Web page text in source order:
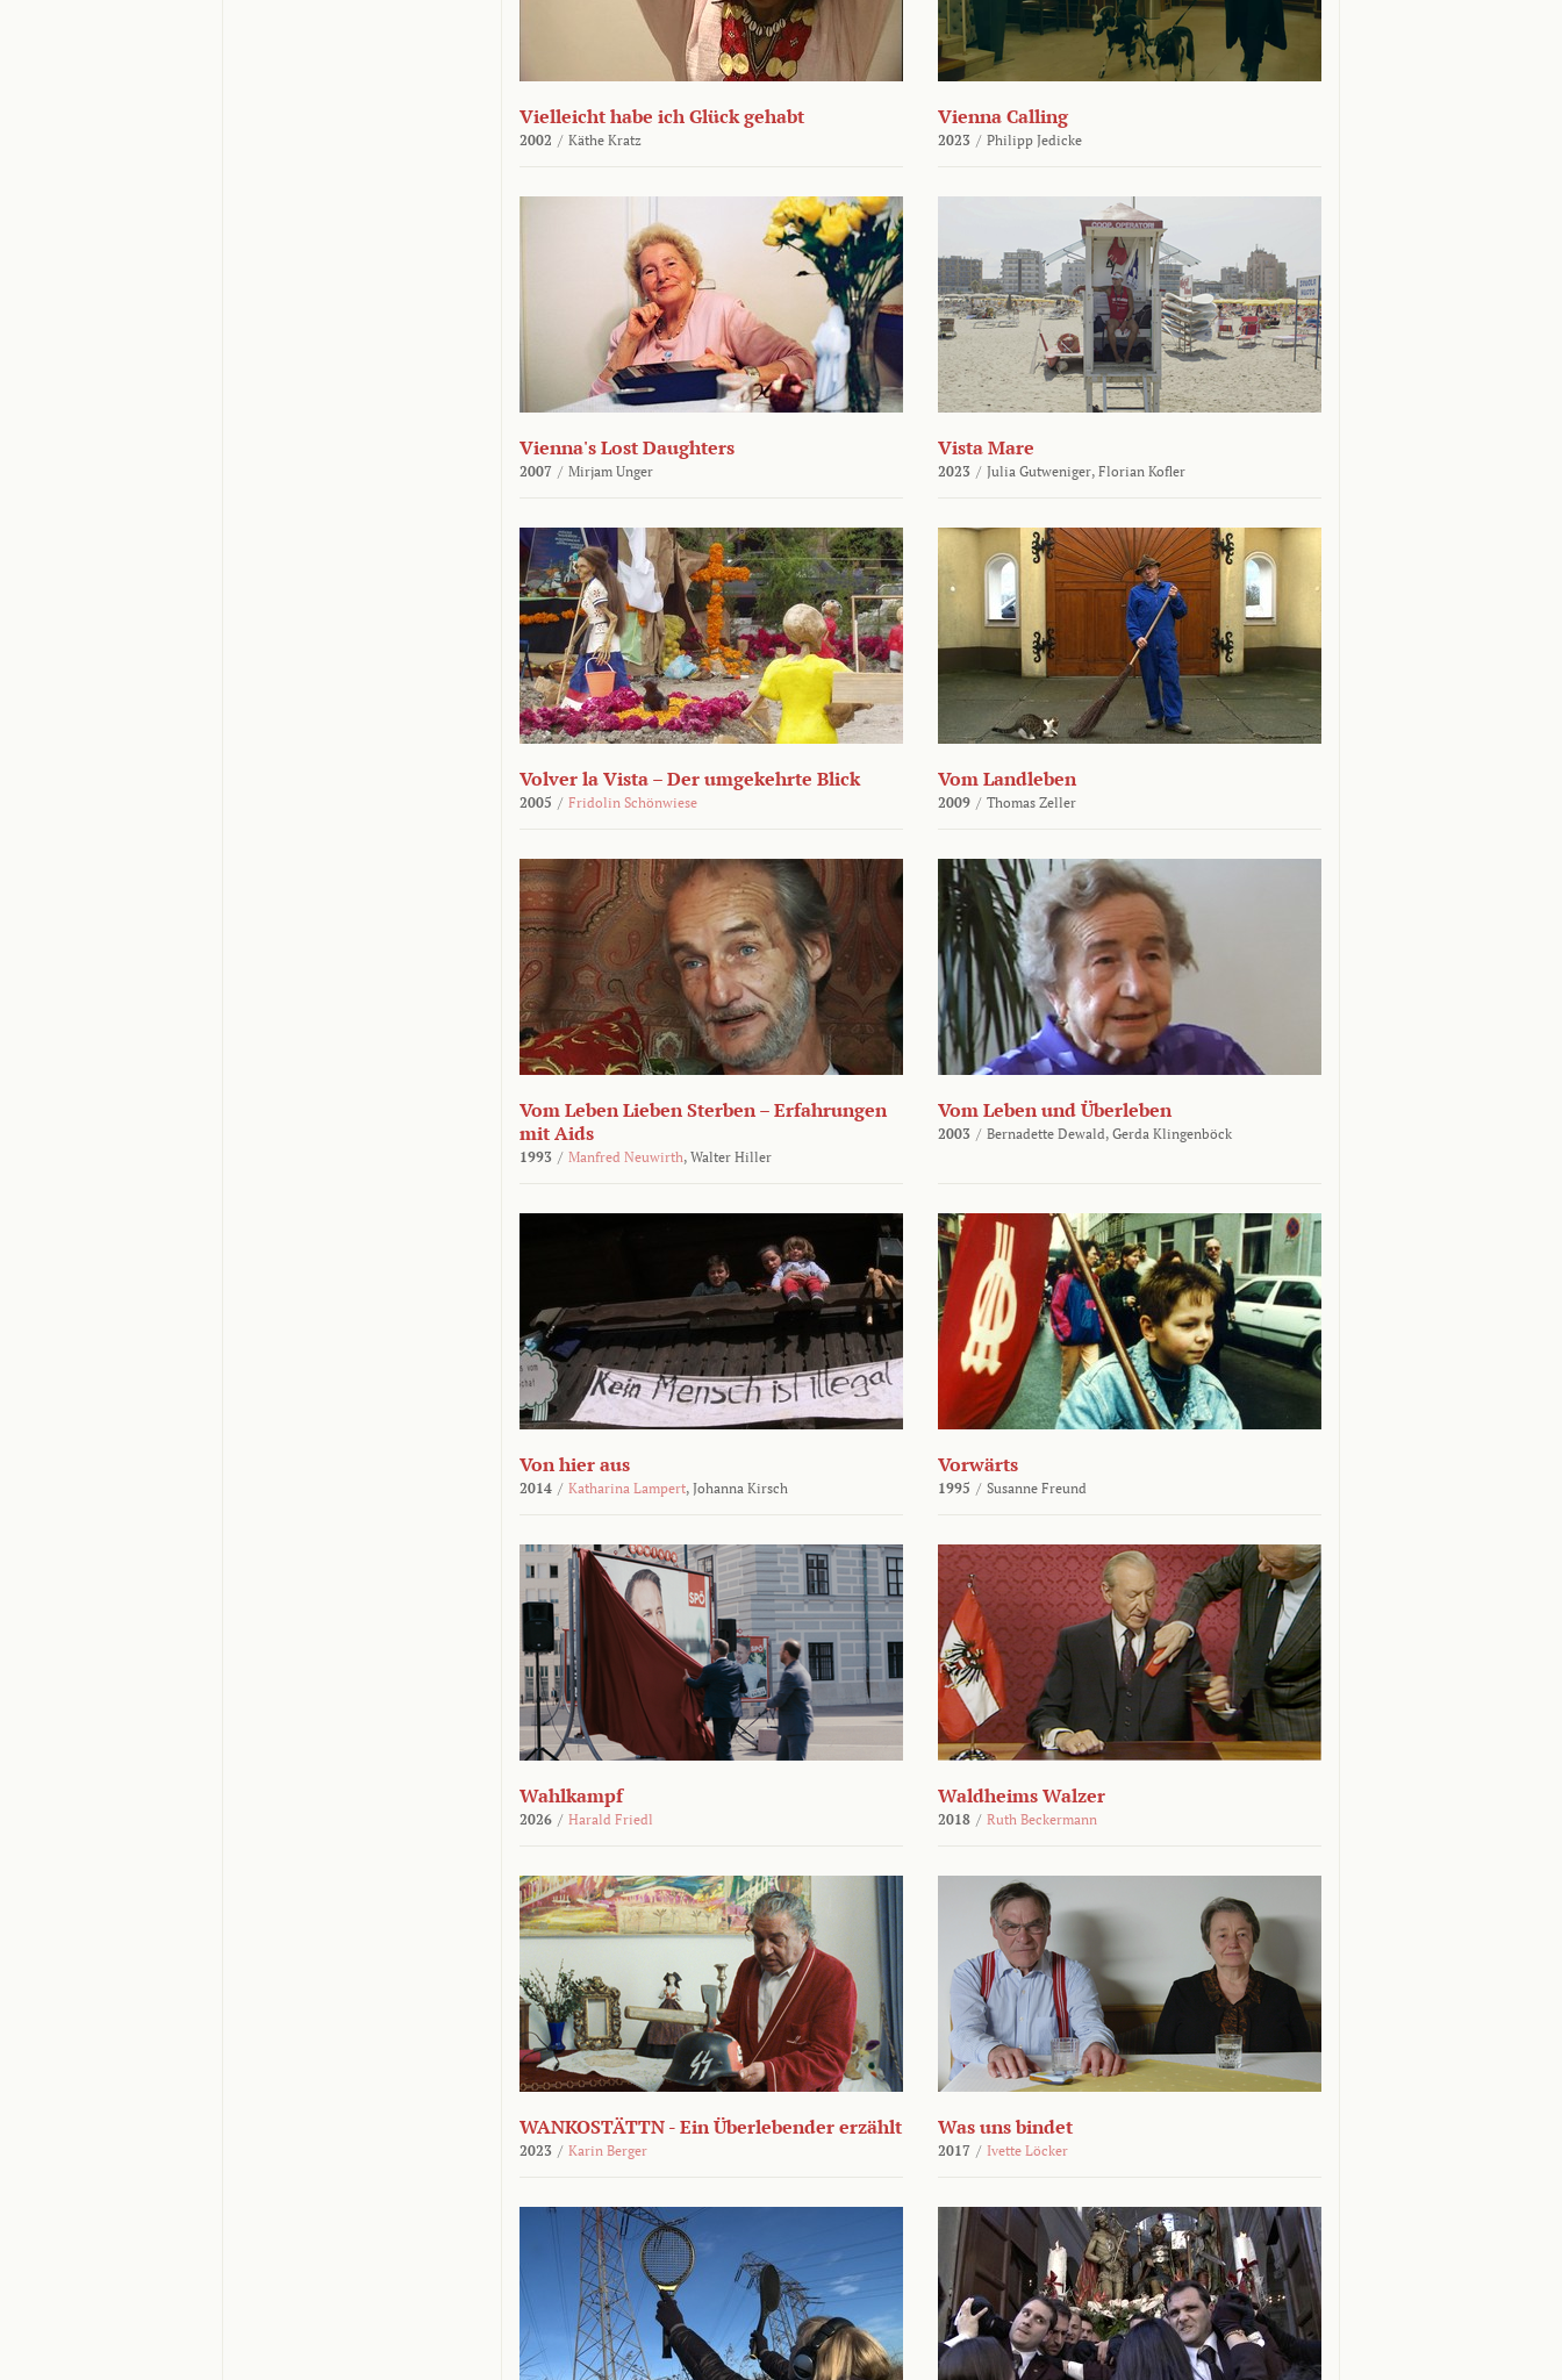
Vielleicht habe ich Glück gehabt
2002 / Käthe Kratz
Vienna Calling
2023 / Philipp Jedicke
Vienna's Lost Daughters
2007 / Mirjam Unger
Vista Mare
2023 / Julia Gutweniger, Florian Kofler
Volver la Vista – Der umgekehrte Blick
2005 / Fridolin Schönwiese
Vom Landleben
2009 / Thomas Zeller
Vom Leben Lieben Sterben – Erfahrungen
mit Aids
1993 / Manfred Neuwirth, Walter Hiller
Vom Leben und Überleben
2003 / Bernadette Dewald, Gerda Klingenböck
Von hier aus
2014 / Katharina Lampert, Johanna Kirsch
Vorwärts
1995 / Susanne Freund
Wahlkampf
2026 / Harald Friedl
Waldheims Walzer
2018 / Ruth Beckermann
WANKOSTÄTTN - Ein Überlebender erzählt
2023 / Karin Berger
Was uns bindet
2017 / Ivette Löcker